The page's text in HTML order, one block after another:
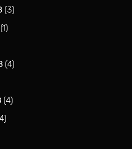
(3)
(1)
(4)
(4)